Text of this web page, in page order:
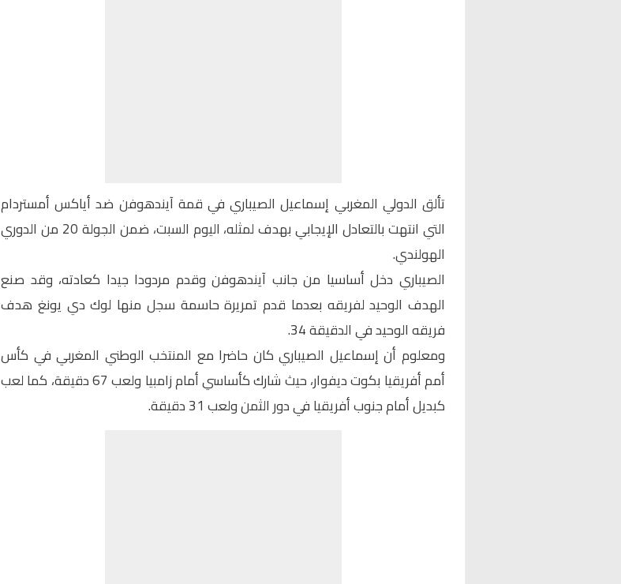
تألق الدولي المغربي إسماعيل الصيباري في قمة آيندهوفن ضد أياكس أمستردام
التي انتهت بالتعادل الإيجابي بهدف لمثله، اليوم السبت، ضمن الجولة 20 من الدوري
الهولندي.
الصيباري دخل أساسيا من جانب آيندهوفن وقدم مردودا جيدا كعادته، وقد صنع
الهدف الوحيد لفريقه بعدما قدم تمريرة حاسمة سجل منها لوك دي يونغ هدف
فريقه الوحيد في الدقيقة 34.
ومعلوم أن إسماعيل الصيباري كان حاضرا مع المنتخب الوطني المغربي في كأس
أمم أفريقيا بكوت ديفوار، حيث شارك كأساسي أمام زامبيا ولعب 67 دقيقة، كما لعب
كبديل أمام جنوب أفريقيا في دور الثمن ولعب 31 دقيقة.